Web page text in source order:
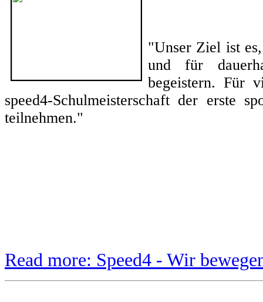
"Unser Ziel ist
und für
begeistern. Für
speed4-Schulmeisterschaft der erste
teilnehmen."
Read more: Speed4 - Wir